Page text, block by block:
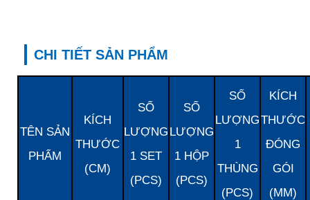
CHI TIẾT SẢN PHẨM
TÊN SẢN
PHẨM
KÍCH
THƯỚC
(CM)
SỐ
LƯỢNG
1 SET
(PCS)
SỐ
LƯỢNG
1 HỘP
(PCS)
SỐ
LƯỢNG
1
THÙNG
(PCS)
KÍCH
THƯỚC
ĐÓNG
GÓI
(MM)